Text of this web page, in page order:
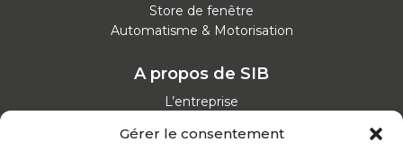
Gérer le consentement
Store de fenêtre
Automatisme & Motorisation
A propos de SIB
L’entreprise
Parcours d'achat